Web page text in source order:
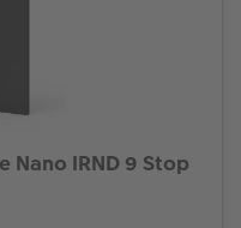
Nano IRND 9 Stop